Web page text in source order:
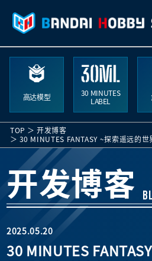
高达模型
30 MINUTES
LABEL
TOP
开发博客
30 MINUTES FANTASY ~探索遥远的世
开发博客
2025.05.20
30 MINUTES